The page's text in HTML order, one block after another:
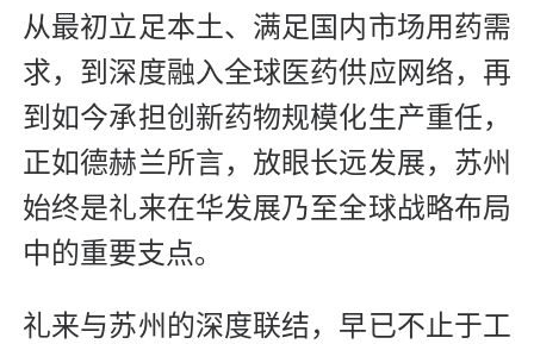
从最初立足本土、满足国内市场用药需
求，到深度融入全球医药供应网络，再
到如今承担创新药物规模化生产重任，
正如德赫兰所言，放眼长远发展，苏州
始终是礼来在华发展乃至全球战略布局
中的重要支点。
礼来与苏州的深度联结，早已不止于工